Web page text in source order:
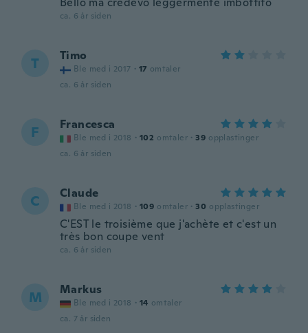
ca. 6 år siden
T Timo
Ble med i 2017 · 17 omtaler
ca. 6 år siden
F Francesca
Ble med i 2018 · 102 omtaler · 39 opplastinger
ca. 6 år siden
C Claude
Ble med i 2018 · 109 omtaler · 30 opplastinger
C'EST le troisième que j'achète et c'est un
très bon coupe vent
ca. 6 år siden
M Markus
Ble med i 2018 · 14 omtaler
ca. 7 år siden